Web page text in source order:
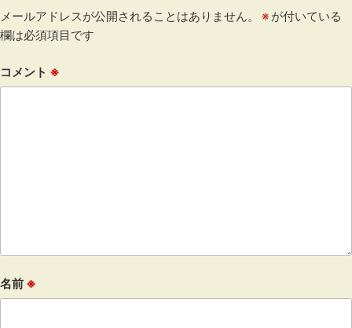
メールアドレスが公開されることはありません。 ※ が付いている
欄は必須項目です
コメント ※
名前 ※